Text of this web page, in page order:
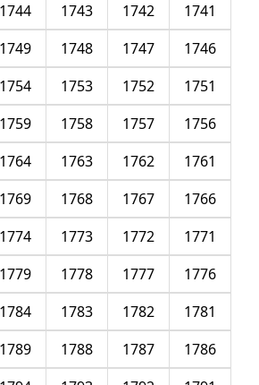
1741
1742
1743
1744
1746
1747
1748
1749
1751
1752
1753
1754
1756
1757
1758
1759
1761
1762
1763
1764
1766
1767
1768
1769
1771
1772
1773
1774
1776
1777
1778
1779
1781
1782
1783
1784
1786
1787
1788
1789